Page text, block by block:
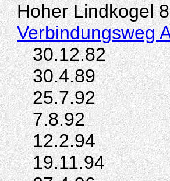
Hoher Lindkogel
Verbindungsweg
30.12.82
30.4.89
25.7.92
7.8.92
12.2.94
19.11.94